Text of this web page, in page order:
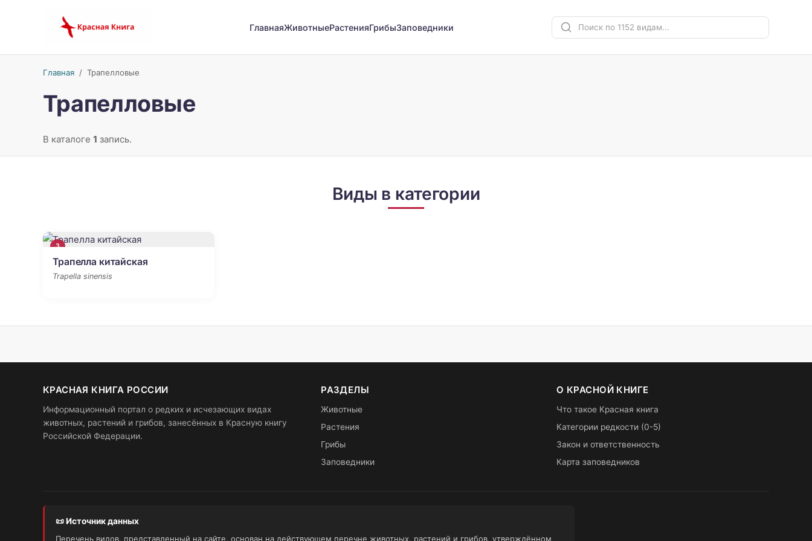
ГлавнаяЖивотныеРастенияГрибыЗаповедники
Главная/ Трапелловые
Трапелловые
В каталоге 1 запись.
Виды в категории
3
Трапелла китайская
Trapella sinensis
КРАСНАЯ КНИГА РОССИИ
Информационный портал о редких и исчезающих видах
животных, растений и грибов, занесённых в Красную книгу
Российской Федерации.
РАЗДЕЛЫ
Животные
Растения
Грибы
Заповедники
О КРАСНОЙ КНИГЕ
Что такое Красная книга
Категории редкости (0-5)
Закон и ответственность
Карта заповедников
📜 Источник данных
Перечень видов, представленный на сайте, основан на действующем перечне животных, растений и грибов, утверждённом